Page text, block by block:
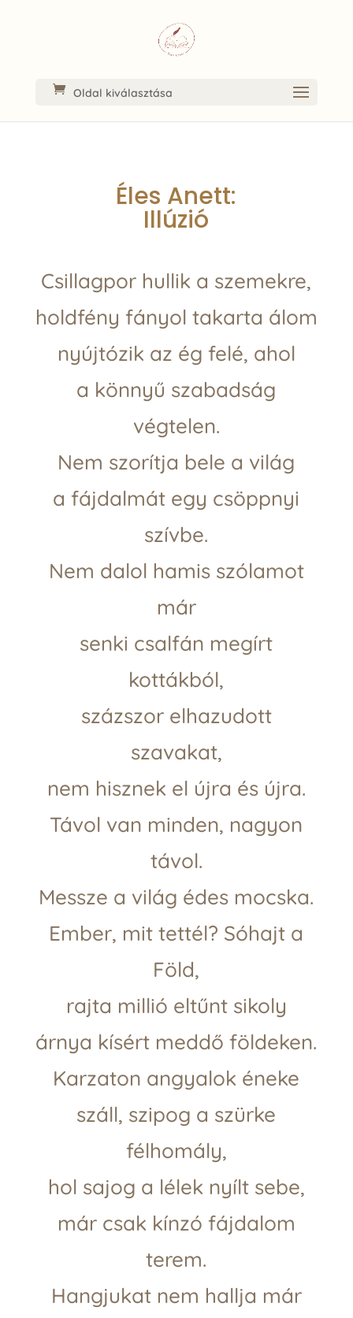
Oldal kiválasztása
Éles Anett:
Illúzió
Csillagpor hullik a szemekre,
holdfény fányol takarta álom
nyújtózik az ég felé, ahol
a könnyű szabadság
végtelen.
Nem szorítja bele a világ
a fájdalmát egy csöppnyi
szívbe.
Nem dalol hamis szólamot
már
senki csalfán megírt
kottákból,
százszor elhazudott
szavakat,
nem hisznek el újra és újra.
Távol van minden, nagyon
távol.
Messze a világ édes mocska.
Ember, mit tettél? Sóhajt a
Föld,
rajta millió eltűnt sikoly
árnya kísért meddő földeken.
Karzaton angyalok éneke
száll, szipog a szürke
félhomály,
hol sajog a lélek nyílt sebe,
már csak kínzó fájdalom
terem.
Hangjukat nem hallja már